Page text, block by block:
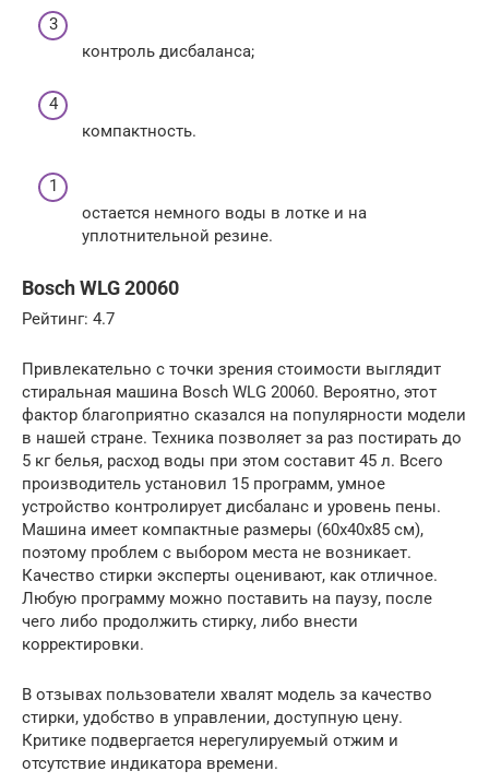
контроль дисбаланса;
компактность.
остается немного воды в лотке и на
уплотнительной резине.
Bosch WLG 20060
Рейтинг: 4.7
Привлекательно с точки зрения стоимости выглядит
стиральная машина Bosch WLG 20060. Вероятно, этот
фактор благоприятно сказался на популярности модели
в нашей стране. Техника позволяет за раз постирать до
5 кг белья, расход воды при этом составит 45 л. Всего
производитель установил 15 программ, умное
устройство контролирует дисбаланс и уровень пены.
Машина имеет компактные размеры (60х40х85 см),
поэтому проблем с выбором места не возникает.
Качество стирки эксперты оценивают, как отличное.
Любую программу можно поставить на паузу, после
чего либо продолжить стирку, либо внести
корректировки.
В отзывах пользователи хвалят модель за качество
стирки, удобство в управлении, доступную цену.
Критике подвергается нерегулируемый отжим и
отсутствие индикатора времени.